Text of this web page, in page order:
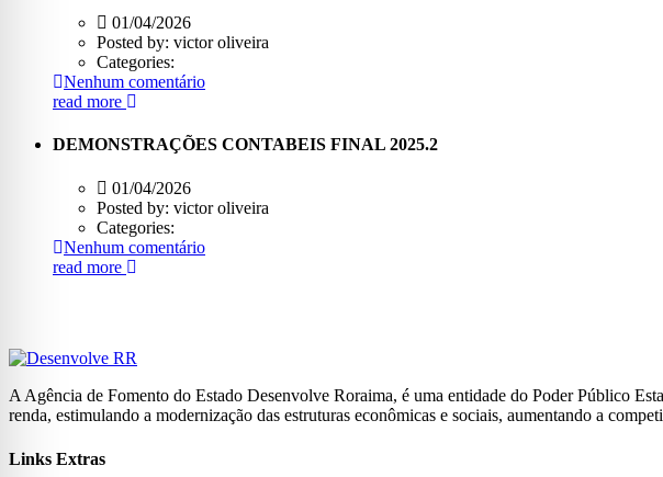
01/04/2026
Posted by: victor oliveira
Categories:
Nenhum comentário
read more
DEMONSTRAÇÕES CONTABEIS FINAL 2025.2
01/04/2026
Posted by: victor oliveira
Categories:
Nenhum comentário
read more
A Agência de Fomento do Estado Desenvolve Roraima, é uma entidade do Poder Público
renda, estimulando a modernização das estruturas econômicas e sociais, aumentando a
Links Extras